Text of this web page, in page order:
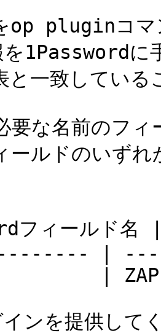
op pluginコ
1Passwordに
と一致してい
要な名前のフ
ールドのいず
フィール
|
|
ンを提供して